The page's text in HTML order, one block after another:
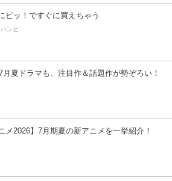
ピッ！ですぐに買えちゃう
ハンピ
月夏ドラマも、注目作＆話題作が勢ぞろい！
メ2026】7月期夏の新アニメを一挙紹介！